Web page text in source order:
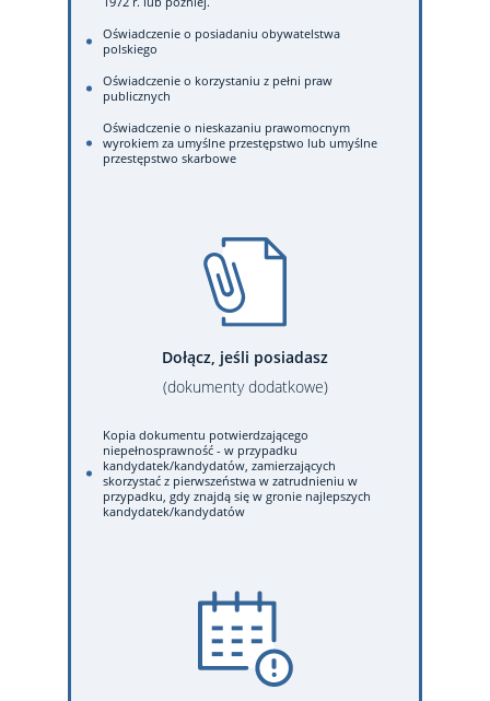
Oświadczenie o posiadaniu obywatelstwa
polskiego
Oświadczenie o korzystaniu z pełni praw
publicznych
Oświadczenie o nieskazaniu prawomocnym
wyrokiem za umyślne przestępstwo lub umyślne
przestępstwo skarbowe
Dołącz, jeśli posiadasz
(dokumenty dodatkowe)
Kopia dokumentu potwierdzającego
niepełnosprawność - w przypadku
kandydatek/kandydatów, zamierzających
skorzystać z pierwszeństwa w zatrudnieniu w
przypadku, gdy znajdą się w gronie najlepszych
kandydatek/kandydatów